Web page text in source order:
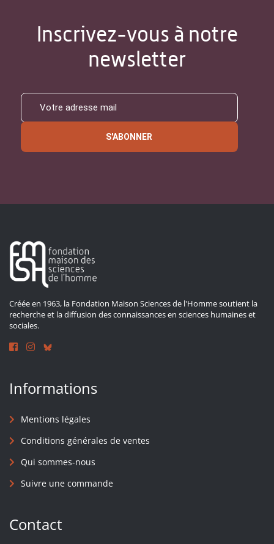
Inscrivez-vous à notre
newsletter
S'ABONNER
Créée en 1963, la Fondation Maison Sciences de l'Homme soutient la
recherche et la diffusion des connaissances en sciences humaines et
sociales.
Informations
Mentions légales
Conditions générales de ventes
Qui sommes-nous
Suivre une commande
Contact